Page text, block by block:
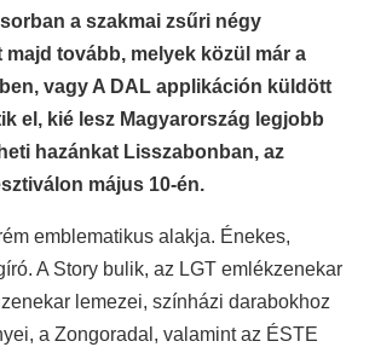
a szakmai zsűri négy
tovább, melyek közül már a
vagy A DAL applikáción küldött
el, kié lesz Magyarország legjobb
hazánkat Lisszabonban, az
május 10-én.
emblematikus alakja. Énekes,
A Story bulik, az LGT emlékzenekar
lemezei, színházi darabokhoz
a Zongoradal, valamint az ÉSTE